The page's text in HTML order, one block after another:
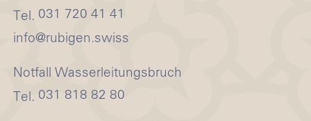
Tel. 031 720 41 41
nf
r b g n sw ss
Notfall Wasserleitungsbruch
Tel. 031 818 82 80